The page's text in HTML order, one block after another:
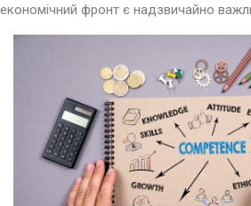
економічний фронт є надзвичайно